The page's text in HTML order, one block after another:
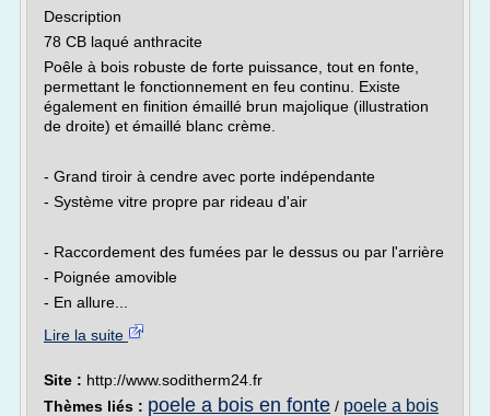
Description
78 CB laqué anthracite
Poêle à bois robuste de forte puissance, tout en fonte,
permettant le fonctionnement en feu continu. Existe
également en finition émaillé brun majolique (illustration
de droite) et émaillé blanc crème.
- Grand tiroir à cendre avec porte indépendante
- Système vitre propre par rideau d'air
- Raccordement des fumées par le dessus ou par l'arrière
- Poignée amovible
- En allure...
Lire la suite
Site : http://www.soditherm24.fr
Thèmes liés : poele a bois en fonte / poele a bois